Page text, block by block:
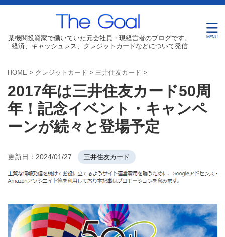
某機関投資家で働いていた元会社員・現経営者のブログです。
経済、キャッシュレス、クレジットカードなどについて発信
HOME > クレジットカード > 三井住友カード >
2017年は三井住友カード50周
年！記念イベント・キャンペ
ーンが続々と登場予定
更新日： 2024/01/27 三井住友カード